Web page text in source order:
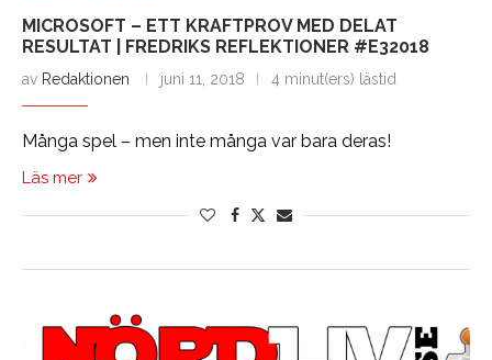
MICROSOFT – ETT KRAFTPROV MED DELAT
RESULTAT | FREDRIKS REFLEKTIONER #E32018
av Redaktionen juni 11, 2018 4 minut(ers) lästid
Många spel – men inte många var bara deras!
Läs mer